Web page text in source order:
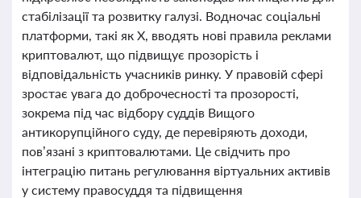
стабілізації та розвитку галузі. Водночас соціальні
платформи, такі як X, вводять нові правила реклами
криптовалют, що підвищує прозорість і
відповідальність учасників ринку. У правовій сфері
зростає увага до доброчесності та прозорості,
зокрема під час відбору суддів Вищого
антикорупційного суду, де перевіряють доходи,
пов’язані з криптовалютами. Це свідчить про
інтеграцію питань регулювання віртуальних активів
у систему правосуддя та підвищення